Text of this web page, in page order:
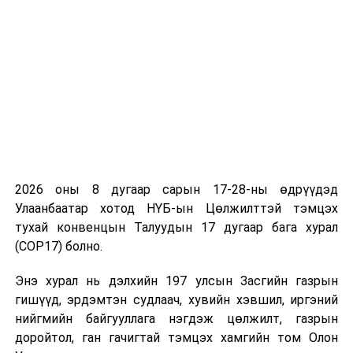
2026 оны 8 дугаар сарын 17-28-ны өдрүүдэд
Улаанбаатар хотод НҮБ-ын Цөлжилттэй тэмцэх
тухай конвенцын Талуудын 17 дугаар бага хурал
(COP17) болно.
Энэ хурал нь дэлхийн 197 улсын Засгийн газрын
гишүүд, эрдэмтэн судлаач, хувийн хэвшил, иргэний
нийгмийн байгууллага нэгдэж цөлжилт, газрын
доройтол, ган гачигтай тэмцэх хамгийн том Олон